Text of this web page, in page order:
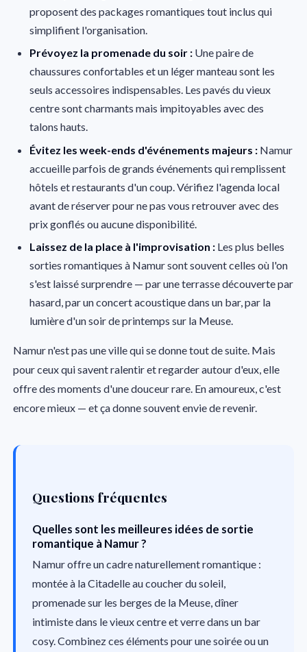
proposent des packages romantiques tout inclus qui
simplifient l'organisation.
Prévoyez la promenade du soir : Une paire de
chaussures confortables et un léger manteau sont les
seuls accessoires indispensables. Les pavés du vieux
centre sont charmants mais impitoyables avec des
talons hauts.
Évitez les week-ends d'événements majeurs : Namur
accueille parfois de grands événements qui remplissent
hôtels et restaurants d'un coup. Vérifiez l'agenda local
avant de réserver pour ne pas vous retrouver avec des
prix gonflés ou aucune disponibilité.
Laissez de la place à l'improvisation : Les plus belles
sorties romantiques à Namur sont souvent celles où l'on
s'est laissé surprendre — par une terrasse découverte par
hasard, par un concert acoustique dans un bar, par la
lumière d'un soir de printemps sur la Meuse.
Namur n'est pas une ville qui se donne tout de suite. Mais
pour ceux qui savent ralentir et regarder autour d'eux, elle
offre des moments d'une douceur rare. En amoureux, c'est
encore mieux — et ça donne souvent envie de revenir.
Questions fréquentes
Quelles sont les meilleures idées de sortie
romantique à Namur ?
Namur offre un cadre naturellement romantique :
montée à la Citadelle au coucher du soleil,
promenade sur les berges de la Meuse, dîner
intimiste dans le vieux centre et verre dans un bar
cosy. Combinez ces éléments pour une soirée ou un